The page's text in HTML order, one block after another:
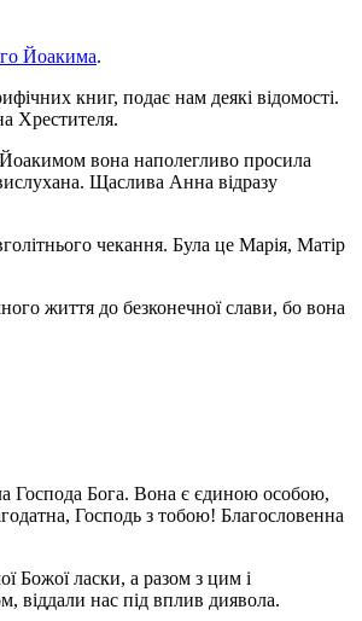
Йоакима.
книг, подає нам деякі відомості.
Хрестителя.
вона наполегливо просила
Щаслива Анна відразу
чекання. Була це Марія, Матір
життя до безконечної слави, бо вона
Господа Бога. Вона є єдиною особою,
Господь з тобою! Благословенна
Божої ласки, а разом з цим і
віддали нас під вплив диявола.